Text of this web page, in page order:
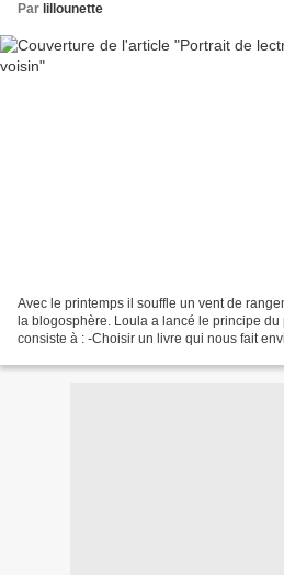
Par lillounette
Avec le printemps il souffle un vent de
la blogosphère. Loula a lancé le principe du
consiste à : -Choisir un livre qui nous fait